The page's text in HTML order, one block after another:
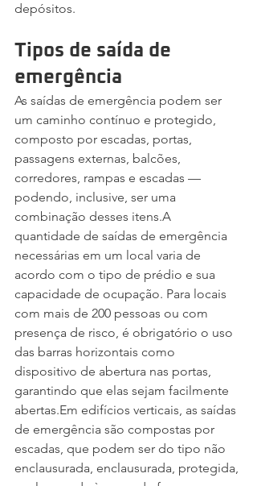
depósitos.
Tipos de saída de
emergência
As saídas de emergência podem ser
um caminho contínuo e protegido,
composto por escadas, portas,
passagens externas, balcões,
corredores, rampas e escadas —
podendo, inclusive, ser uma
combinação desses itens.A
quantidade de saídas de emergência
necessárias em um local varia de
acordo com o tipo de prédio e sua
capacidade de ocupação. Para locais
com mais de 200 pessoas ou com
presença de risco, é obrigatório o uso
das barras horizontais como
dispositivo de abertura nas portas,
garantindo que elas sejam facilmente
abertas.Em edifícios verticais, as saídas
de emergência são compostas por
escadas, que podem ser do tipo não
enclausurada, enclausurada, protegida,